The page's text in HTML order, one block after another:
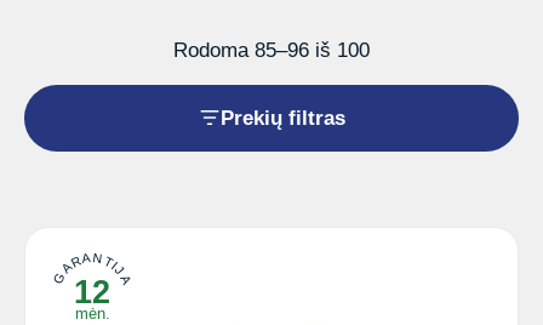
Rodoma 85–96 iš 100Rūšiuojama
populiarumą
Prekių filtras
GARANTIJA
12
mėn.